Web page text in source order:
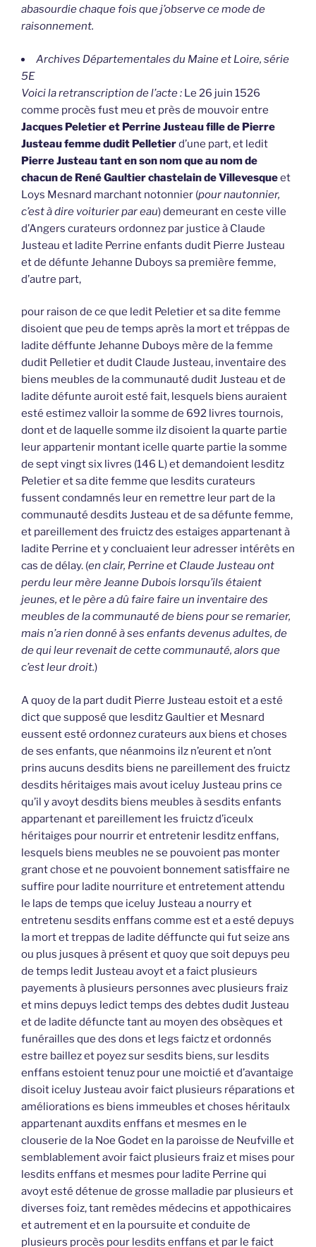
abasourdie chaque fois que j’observe ce mode de
raisonnement.
Archives Départementales du Maine et Loire, série
5E
Voici la retranscription de l’acte : Le 26 juin 1526
comme procès fust meu et près de mouvoir entre
Jacques Peletier et Perrine Justeau fille de Pierre
Justeau femme dudit Pelletierd’une part, et ledit
Pierre Justeau tant en son nom que au nom de
chacun de René Gaultier chastelain de Villevesqueet
Loys Mesnard marchant notonnier (pour nautonnier,
c’est à dire voiturier par eau) demeurant en ceste ville
d’Angers curateurs ordonnez par justice à Claude
Justeau et ladite Perrine enfants dudit Pierre Justeau
et de défunte Jehanne Duboys sa première femme,
d’autre part,
pour raison de ce que ledit Peletier et sa dite femme
disoient que peu de temps après la mort et tréppas de
ladite déffunte Jehanne Duboys mère de la femme
dudit Pelletier et dudit Claude Justeau, inventaire des
biens meubles de la communauté dudit Justeau et de
ladite défunte auroit esté fait, lesquels biens auraient
esté estimez valloir la somme de 692 livres tournois,
dont et de laquelle somme ilz disoient la quarte partie
leur appartenir montant icelle quarte partie la somme
de sept vingt six livres (146 L) et demandoient lesditz
Peletier et sa dite femme que lesdits curateurs
fussent condamnés leur en remettre leur part de la
communauté desdits Justeau et de sa défunte femme,
et pareillement des fruictz des estaiges appartenant à
ladite Perrine et y concluaient leur adresser intérêts en
cas de délay. (en clair, Perrine et Claude Justeau ont
perdu leur mère Jeanne Dubois lorsqu’ils étaient
jeunes, et le père a dû faire faire un inventaire des
meubles de la communauté de biens pour se remarier,
mais n’a rien donné à ses enfants devenus adultes, de
de qui leur revenait de cette communauté, alors que
c’est leur droit.)
A quoy de la part dudit Pierre Justeau estoit et a esté
dict que supposé que lesditz Gaultier et Mesnard
eussent esté ordonnez curateurs aux biens et choses
de ses enfants, que néanmoins ilz n’eurent et n’ont
prins aucuns desdits biens ne pareillement des fruictz
desdits héritaiges mais avout iceluy Justeau prins ce
qu’il y avoyt desdits biens meubles à sesdits enfants
appartenant et pareillement les fruictz d’iceulx
héritaiges pour nourrir et entretenir lesditz enffans,
lesquels biens meubles ne se pouvoient pas monter
grant chose et ne pouvoient bonnement satisffaire ne
suffire pour ladite nourriture et entretement attendu
le laps de temps que iceluy Justeau a nourry et
entretenu sesdits enffans comme est et a esté depuys
la mort et treppas de ladite déffuncte qui fut seize ans
ou plus jusques à présent et quoy que soit depuys peu
de temps ledit Justeau avoyt et a faict plusieurs
payements à plusieurs personnes avec plusieurs fraiz
et mins depuys ledict temps des debtes dudit Justeau
et de ladite défuncte tant au moyen des obsèques et
funérailles que des dons et legs faictz et ordonnés
estre baillez et poyez sur sesdits biens, sur lesdits
enffans estoient tenuz pour une moictié et d’avantaige
disoit iceluy Justeau avoir faict plusieurs réparations et
améliorations es biens immeubles et choses héritaulx
appartenant auxdits enffans et mesmes en le
clouserie de la Noe Godet en la paroisse de Neufville et
semblablement avoir faict plusieurs fraiz et mises pour
lesdits enffans et mesmes pour ladite Perrine qui
avoyt esté détenue de grosse malladie par plusieurs et
diverses foiz, tant remèdes médecins et appothicaires
et autrement et en la poursuite et conduite de
plusieurs procès pour lesdits enffans et par le faict